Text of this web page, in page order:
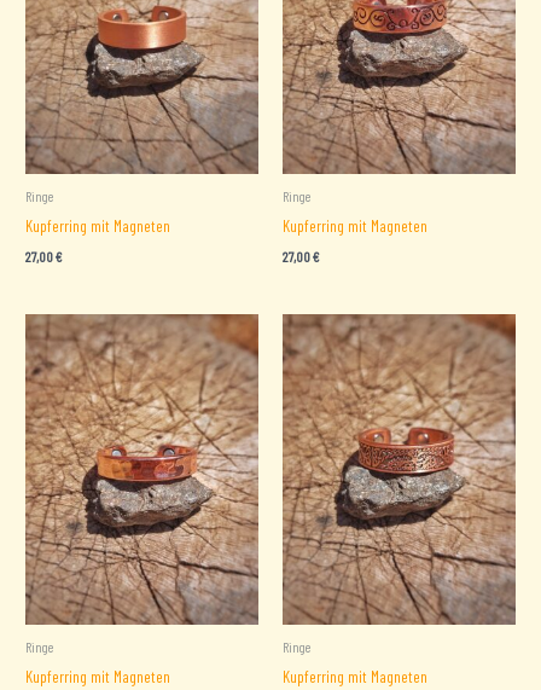
Ringe
Kupferring mit Magneten
27,00€
Ringe
Kupferring mit Magneten
27,00€
Ringe
Kupferring mit Magneten
Ringe
Kupferring mit Magneten